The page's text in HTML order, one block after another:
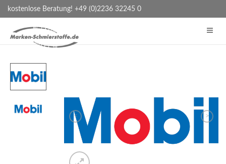
kostenlose Beratung! +49 (0)2236 32245 0
< >